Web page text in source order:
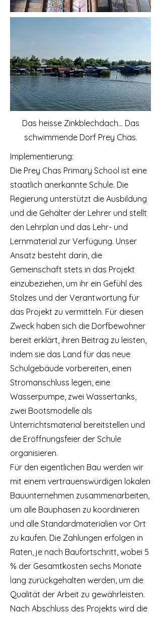
Das heisse Zinkblechdach... Das
schwimmende Dorf Prey Chas.
Implementierung:
Die Prey Chas Primary School ist eine
staatlich anerkannte Schule. Die
Regierung unterstützt die Ausbildung
und die Gehälter der Lehrer und stellt
den Lehrplan und das Lehr- und
Lernmaterial zur Verfügung. Unser
Ansatz besteht darin, die
Gemeinschaft stets in das Projekt
einzubeziehen, um ihr ein Gefühl des
Stolzes und der Verantwortung für
das Projekt zu vermitteln. Für diesen
Zweck haben sich die Dorfbewohner
bereit erklärt, ihren Beitrag zu leisten,
indem sie das Land für das neue
Schulgebäude vorbereiten, einen
Stromanschluss legen, eine
Wasserpumpe, zwei Wassertanks,
zwei Bootsmodelle als
Unterrichtsmaterial bereitstellen und
die Eröffnungsfeier der Schule
organisieren.
Für den eigentlichen Bau werden wir
mit einem vertrauenswürdigen lokalen
Bauunternehmen zusammenarbeiten,
um alle Bauphasen zu koordinieren
und alle Standardmaterialien vor Ort
zu kaufen. Die Zahlungen erfolgen in
Raten, je nach Baufortschritt, wobei 5
% der Gesamtkosten sechs Monate
lang zurückgehalten werden, um die
Qualität der Arbeit zu gewährleisten.
Nach Abschluss des Projekts wird die